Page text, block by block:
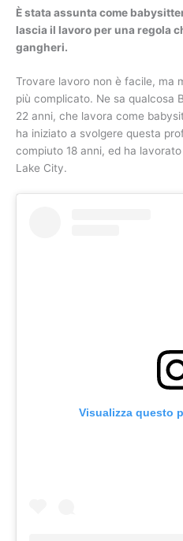
È stata assunta come
lascia il lavoro per una regola
gangheri.
Trovare lavoro non è facile, ma
più complicato. Ne sa qualcosa
22 anni, che lavora come
ha iniziato a svolgere questa
compiuto 18 anni, ed ha
Lake City.
Visualizza questo